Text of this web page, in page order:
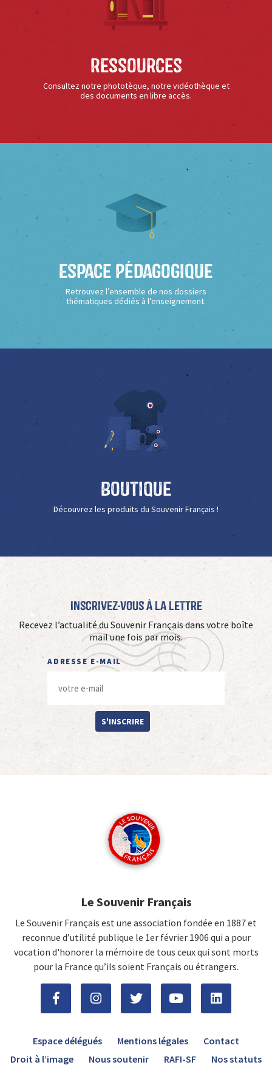
Ressources
Consultez notre phototèque, notre vidéothèque et
des documents en libre accès.
Espace Pédagogique
Retrouvez l’ensemble de nos dossiers
thématiques dédiés à l’enseignement.
Boutique
Découvrez les produits du Souvenir Français !
Inscrivez-vous à La Lettre
Recevez l’actualité du Souvenir Français dans votre boîte
mail une fois par mois.
ADRESSE E-MAIL
S'INSCRIRE
Le Souvenir Français
Le Souvenir Français est une association fondée en 1887 et
reconnue d’utilité publique le 1er février 1906 qui a pour
vocation d'honorer la mémoire de tous ceux qui sont morts
pour la France qu’ils soient Français ou étrangers.
Espace délégués Mentions légales
Contact
Droit à l’image
Nous soutenir RAFI-SF Nos statuts